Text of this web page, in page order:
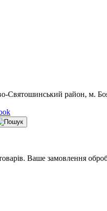
Святошинський район, м.
Ваше замовлення